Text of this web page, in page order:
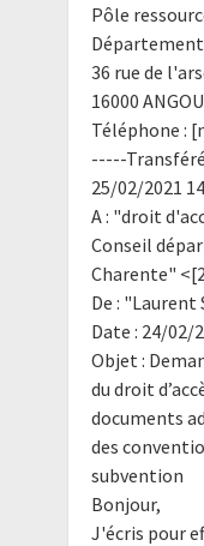
Pôle
36 rue de
16000
Téléphone :
-----
25/02/2021
A : "droit
Conseil
Charente"
De :
Date : 24/02/
Objet :
du droit
documents
des
subvention
Bonjour,
J'écris pour